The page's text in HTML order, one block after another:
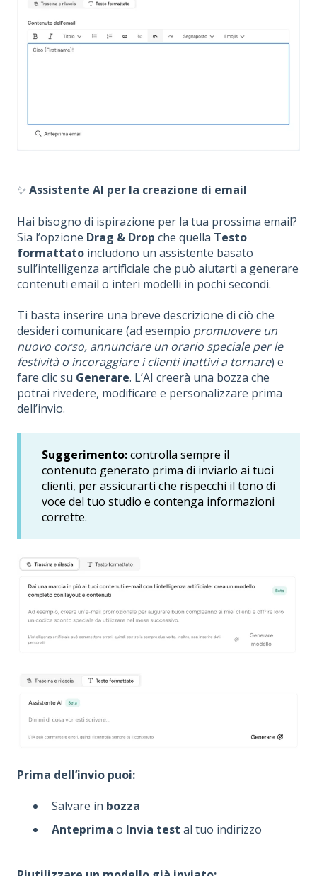
✨ Assistente AI per la creazione di email
Hai bisogno di ispirazione per la tua prossima email?
Sia l’opzione Drag & Drop che quella Testo
formattato includono un assistente basato
sull’intelligenza artificiale che può aiutarti a generare
contenuti email o interi modelli in pochi secondi.
Ti basta inserire una breve descrizione di ciò che
desideri comunicare (ad esempio promuovere un
nuovo corso, annunciare un orario speciale per le
festività o incoraggiare i clienti inattivi a tornare) e
fare clic su Generare. L’AI creerà una bozza che
potrai rivedere, modificare e personalizzare prima
dell’invio.
Suggerimento:controlla sempre il
contenuto generato prima di inviarlo ai tuoi
clienti, per assicurarti che rispecchi il tono di
voce del tuo studio e contenga informazioni
corrette.
Prima dell’invio puoi:
Salvare in bozza
Anteprima o Invia test al tuo indirizzo